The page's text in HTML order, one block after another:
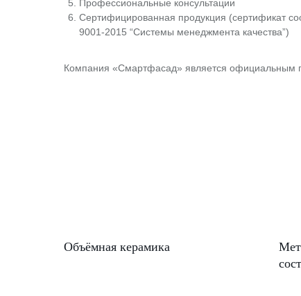
Профессиональные консультации
Сертифицированная продукция (сертификат
9001-2015 “Системы менеджмента качества”)
Компания «Смартфасад» является официальным
Объёмная керамика